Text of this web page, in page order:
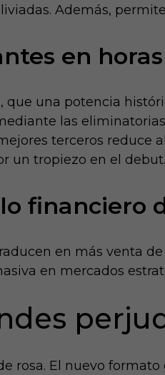
Además,
en
que una potencia
las
terceros reduce
un tropiezo en el debut.
financiero
en más venta
en mercados
rosa. El nuevo